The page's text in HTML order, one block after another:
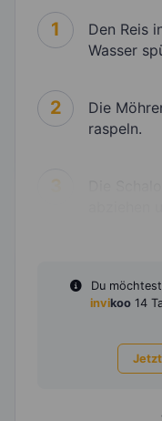
1
Den Reis
Wasser
2
Die
raspeln.
Du
invikoo 14